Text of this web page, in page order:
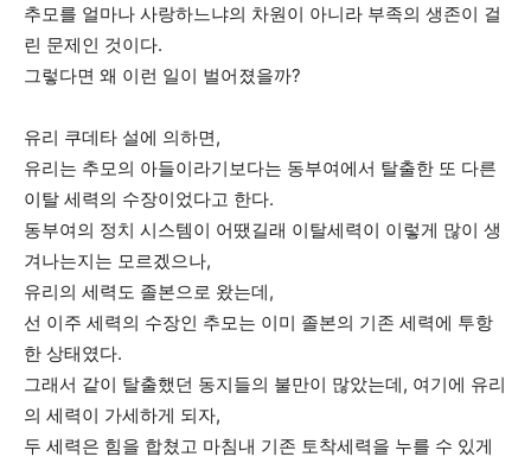
추모를 얼마나 사랑하느냐의 차원이 아니라 부족의 생존이 걸
린 문제인 것이다.
그렇다면 왜 이런 일이 벌어졌을까?
유리 쿠데타 설에 의하면,
유리는 추모의 아들이라기보다는 동부여에서 탈출한 또 다른
이탈 세력의 수장이었다고 한다.
동부여의 정치 시스템이 어땠길래 이탈세력이 이렇게 많이 생
겨나는지는 모르겠으나,
유리의 세력도 졸본으로 왔는데,
선 이주 세력의 수장인 추모는 이미 졸본의 기존 세력에 투항
한 상태였다.
그래서 같이 탈출했던 동지들의 불만이 많았는데, 여기에 유리
의 세력이 가세하게 되자,
두 세력은 힘을 합쳤고 마침내 기존 토착세력을 누를 수 있게